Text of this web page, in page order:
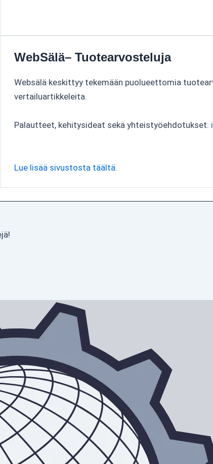
WebSälä– Tuotearvosteluja
Websälä keskittyy tekemään puolueettomia
vertailuartikkeleita.
Palautteet, kehitysideat sekä yhteistyöehdotukset:
Lue lisää sivustosta täältä.